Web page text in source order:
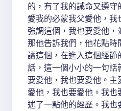
的，有了我的誡命又遵守
愛我的必蒙我父愛他，
強調這個，我也要愛他，
那他告訴我們，他花點時
讀這個，在進入這個經節
話，這一個小小的一句話
要愛他，我也要愛他。主
愛他，我也要愛他。我
述了一點他的經歷。我也